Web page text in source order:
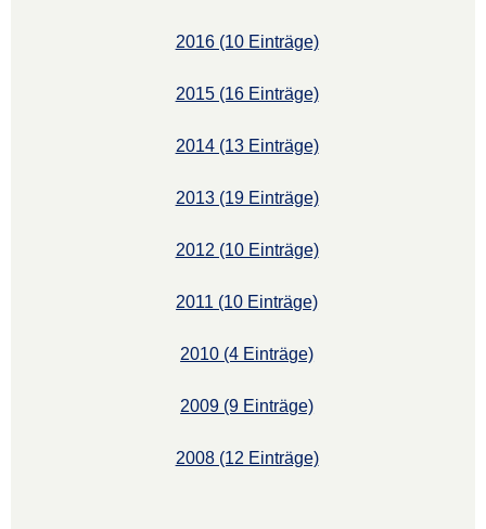
2016 (10 Einträge)
2015 (16 Einträge)
2014 (13 Einträge)
2013 (19 Einträge)
2012 (10 Einträge)
2011 (10 Einträge)
2010 (4 Einträge)
2009 (9 Einträge)
2008 (12 Einträge)